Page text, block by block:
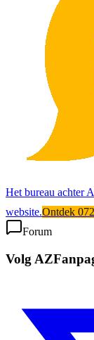
Het bureau achter
website.Ontdek
Forum
Volg